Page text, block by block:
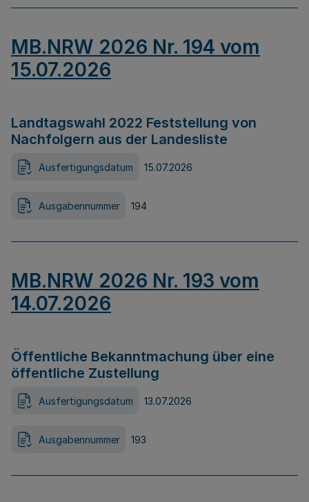
MB.NRW 2026 Nr. 194 vom
15.07.2026
Landtagswahl 2022 Feststellung von
Nachfolgern aus der Landesliste
Ausfertigungsdatum 15.07.2026
Ausgabennummer 194
MB.NRW 2026 Nr. 193 vom
14.07.2026
Öffentliche Bekanntmachung über eine
öffentliche Zustellung
Ausfertigungsdatum 13.07.2026
Ausgabennummer 193